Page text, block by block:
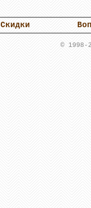
Скидки
© 1998-